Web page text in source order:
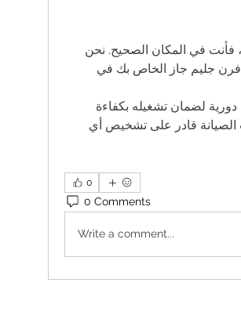
0
0 Comments
Write a comment...